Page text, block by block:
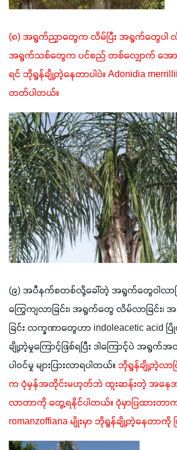
(၈) အရွက်ညှာတွေက လိမ်ပြီး အရွက်တွေပ
အရွက်သစ်တွေက ပင်စည် တစ်လျှောက် အေ
ရင် ဘိုရွန်ချို့တဲ့နေတာပါပဲ။ Adonidia merrillii
တတ်ပါတယ်။
(၉) အပီနက်စတစ်လို့ခေါ်တဲ့ အရွက်တွေဝါလာ
ကြွေကျလာခြင်း၊ အရွက်တွေ လိမ်လာခြင်း၊
ခြင်း လက္ခဏာတွေဟာ indoleacetic acid ပ
ချို့တဲ့မှုကြောင့်ဖြစ်ရပြီး ဒါကြောင့်ပဲ အရွက်အ
ပါဝင်မှု များပြားလာရပါတယ်။ ဘိုရွန်ချို့တဲ့လာ
က ပုံမှန်အတိုင်းမဟုတ်ဘဲ ထူးဆန်းတဲ့ အနေ
လာတာကို တွေ့ရနိုင်ပါတယ်။ ပုံမှာပြထားတာ
romanzoffiana မျိုးမှာ ဘိုရွန်ချို့တဲ့နေတာကို